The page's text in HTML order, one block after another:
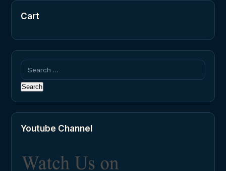
Cart
Search
for:
Youtube Channel